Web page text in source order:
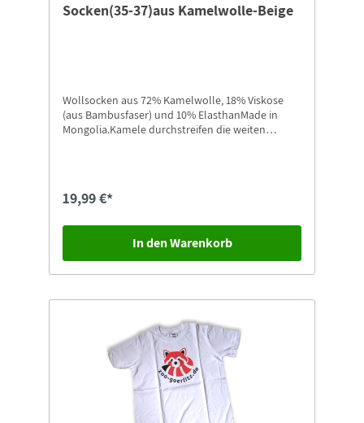
Socken(35-37)aus Kamelwolle-Beige
Wollsocken aus 72% Kamelwolle, 18% Viskose
(aus Bambusfaser) und 10% ElasthanMade in
Mongolia.Kamele durchstreifen die weiten
sehr gut vertragen.Größe: 35-37
19,99 €*
In den Warenkorb